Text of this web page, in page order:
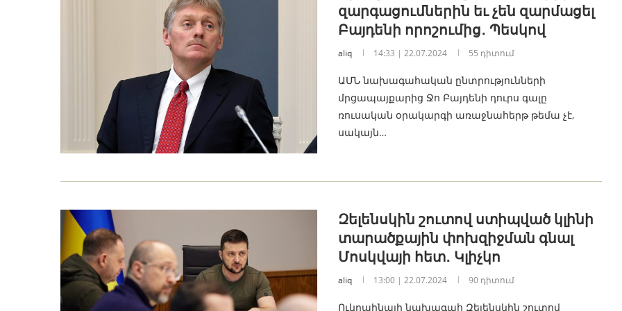
զարգացումներին եւ չեն զարմացել
Բայդենի որոշումից․ Պեսկով
aliq 14:33 | 22.07.2024 55 դիտում
ԱՄՆ նախագահական ընտրությունների
մրցապայքարից Ջո Բայդենի դուրս գալը
ռուսական օրակարգի առաջնահերթ թեմա չէ,
սակայն…
Զելենսկին շուտով ստիպված կլինի
տարածքային փոխզիջման գնալ
Մոսկվայի հետ․ Կլիչկո
aliq 13:00 | 22.07.2024 90 դիտում
Ուկրաինայի նախագահ Զելենսկին շուտով